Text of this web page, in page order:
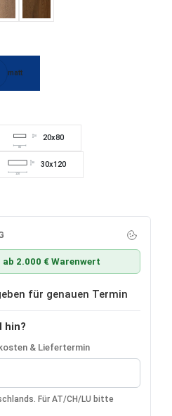
matt
20 20x80
120
30 30x120
2.000 € Warenwert
für genauen Termin
hin?
& Liefertermin
Für AT/CH/LU bitte